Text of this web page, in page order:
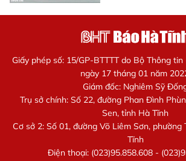
Giấy phép số: 15/GP-BTTTT do Bộ Thông
ngày 17 tháng 01 năm
Giám đốc: Nghiêm Sỹ
Trụ sở chính: Số 22, đường Phan Đình
Sen, tỉnh Hà Tĩnh
Cơ sở 2: Số 01, đường Võ Liêm Sơn, phường
Tĩnh
Điện thoại: (023)95.858.608 -